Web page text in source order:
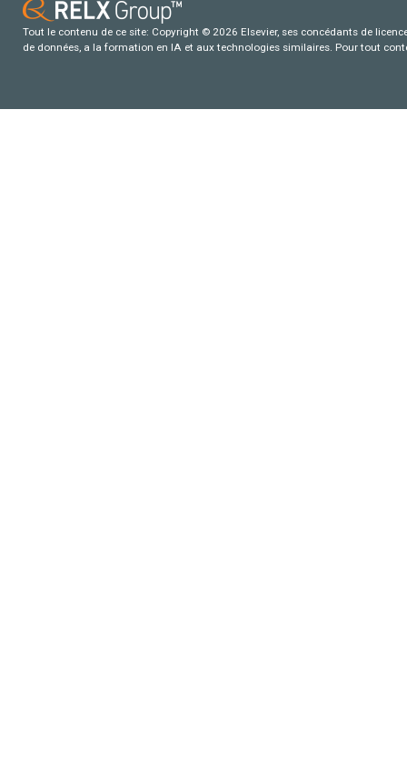
Tout le contenu de ce site: Copyright © 2026 Elsevier, ses concédants de
de données, a la formation en IA et aux technologies similaires. Pour tout